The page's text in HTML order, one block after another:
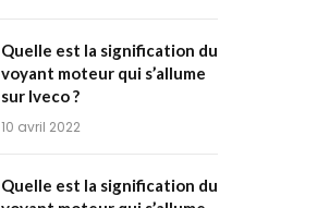
Quelle est la signification du
voyant moteur qui s’allume
sur Iveco ?
10 avril 2022
Quelle est la signification du